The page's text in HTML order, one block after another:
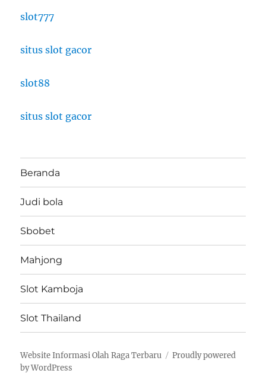
slot777
situs slot gacor
slot88
situs slot gacor
Beranda
Judi bola
Sbobet
Mahjong
Slot Kamboja
Slot Thailand
Website Informasi Olah Raga Terbaru
Proudly powered
by WordPress